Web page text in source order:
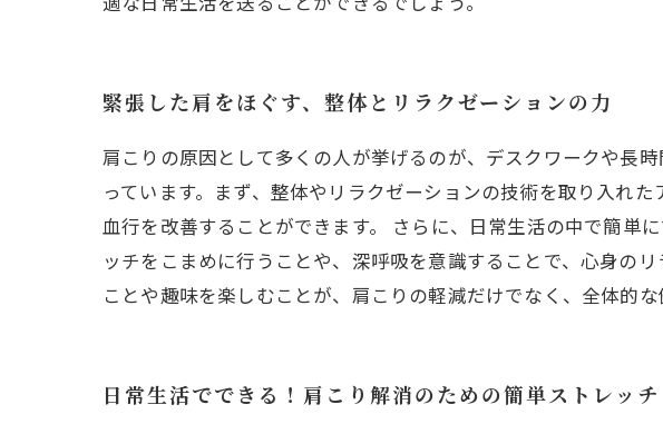
緊張した肩をほぐす、整体とリラクゼーションの力
肩こりの原因として多くの人が挙げるのが、デスクワークや長
っています。まず、整体やリラクゼーションの技術を取り入れ
血行を改善することができます。 さらに、日常生活の中で簡単
ッチをこまめに行うことや、深呼吸を意識することで、心身の
ことや趣味を楽しむことが、肩こりの軽減だけでなく、全体的
日常生活でできる！肩こり解消のための簡単ストレッチ